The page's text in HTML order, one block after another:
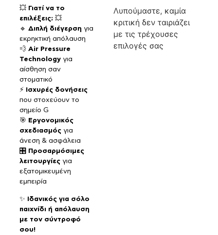
Λυπούμαστε, καμία
κριτική δεν ταιριάζει
με τις τρέχουσες
επιλογές σας
💥 Γιατί να το
επιλέξεις; 💥
🔹 Διπλή διέγερση για
εκρηκτική απόλαυση
💨 Air Pressure
Technology για
αίσθηση σαν
στοματικό
⚡
Ισχυρές δονήσεις
που στοχεύουν το
σημείο G
🎯 Εργονομικός
σχεδιασμός για
άνεση & ασφάλεια
🎛 Προσαρμόσιμες
λειτουργίες για
εξατομικευμένη
εμπειρία
✨ Ιδανικός για σόλο
παιχνίδι ή απόλαυση
με τον σύντροφό
σου!